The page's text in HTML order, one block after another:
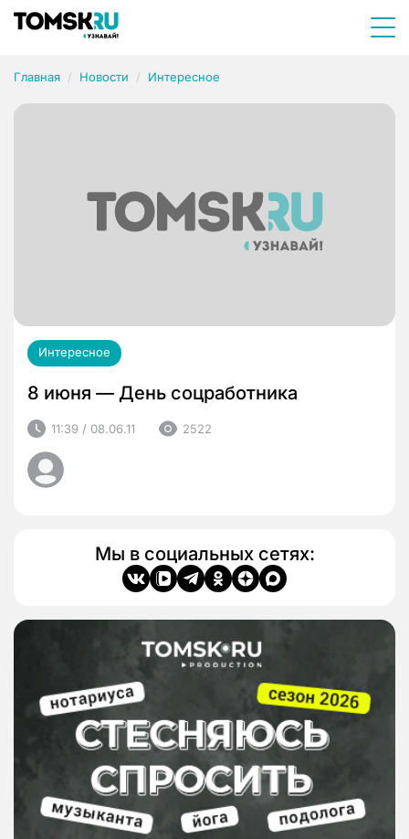
Главная Новости Интересное
Интересное
8 июня — День соцработника
11:39 / 08.06.11 2522
Мы в социальных сетях: